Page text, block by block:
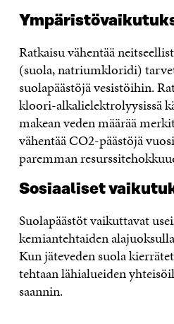
Ratkaisu vähentää
(suola, natriumkloridi)
suolapäästöjä vesistöihin.
kloori-alkalielektrolyysissä
makean veden määrää
vähentää CO2-päästöjä
paremman
Sosiaaliset
Suolapäästöt vaikuttavat
kemiantehtaiden
Kun jäteveden suola
tehtaan lähialueiden
saannin.